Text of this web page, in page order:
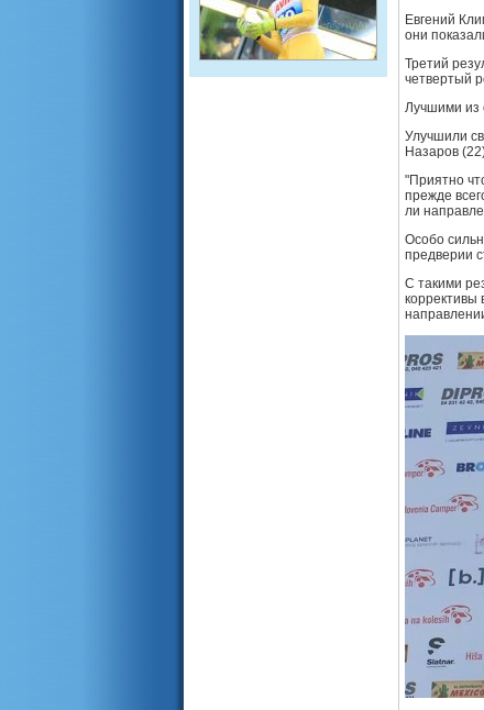
Евгений
они
Третий
четвертый
Лучшими из
Улучшили
Назаров
"Приятно
прежде
ли
Особо
предверии
С такими
коррективы